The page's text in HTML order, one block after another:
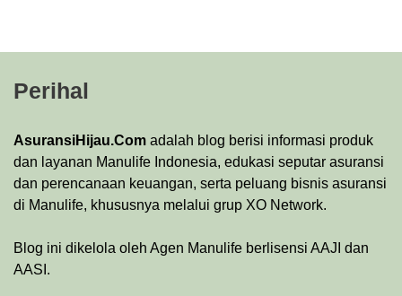
Perihal
AsuransiHijau.Com adalah blog berisi informasi produk
dan layanan Manulife Indonesia, edukasi seputar asuransi
dan perencanaan keuangan, serta peluang bisnis asuransi
di Manulife, khususnya melalui grup XO Network.
Blog ini dikelola oleh Agen Manulife berlisensi AAJI dan
AASI.